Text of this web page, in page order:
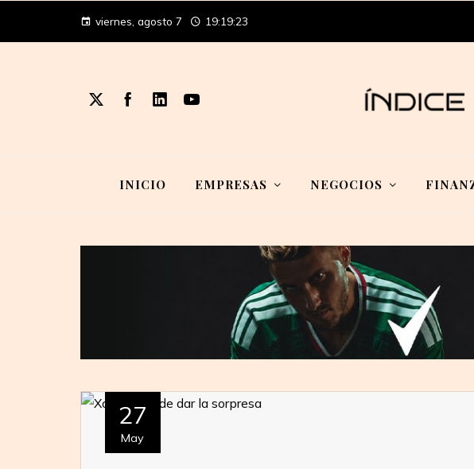
viernes, agosto 7 19:19:24
INICIO EMPRESAS NEGOCIOS
27
May